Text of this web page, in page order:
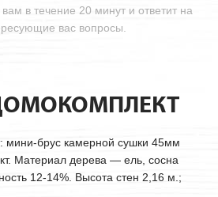
в течение 20 минут и ответит на
вас вопросы.
мини-брус камерной сушки 45мм
Материал дерева — ель, сосна
12-14%. Высота стен 2,16 м.;